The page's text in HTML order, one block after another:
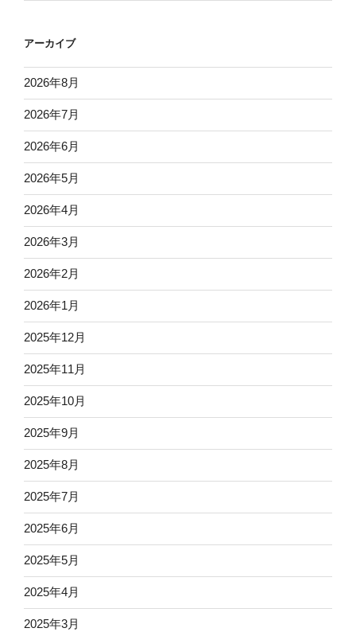
アーカイブ
2026年8月
2026年7月
2026年6月
2026年5月
2026年4月
2026年3月
2026年2月
2026年1月
2025年12月
2025年11月
2025年10月
2025年9月
2025年8月
2025年7月
2025年6月
2025年5月
2025年4月
2025年3月